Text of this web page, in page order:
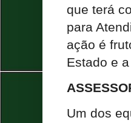
que terá
para
ação é
Estado e
Um dos